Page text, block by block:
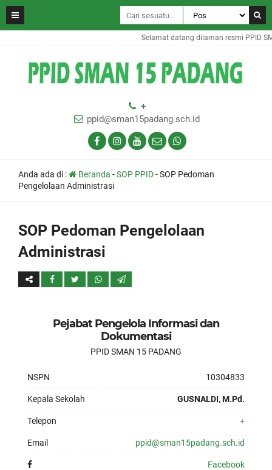
Selamat datang dilaman resmi PPID
+
ppid@sman15padang.sch.id
Anda ada di : Beranda -SOP PPID-SOP Pedoman
Pengelolaan Administrasi
SOP Pedoman Pengelolaan
Administrasi
Pejabat Pengelola Informasi dan
Dokumentasi
PPID SMAN 15 PADANG
NSPN 10304833
Kepala Sekolah GUSNALDI, M.Pd.
Telepon +
Email ppid@sman15padang.sch.id
Facebook